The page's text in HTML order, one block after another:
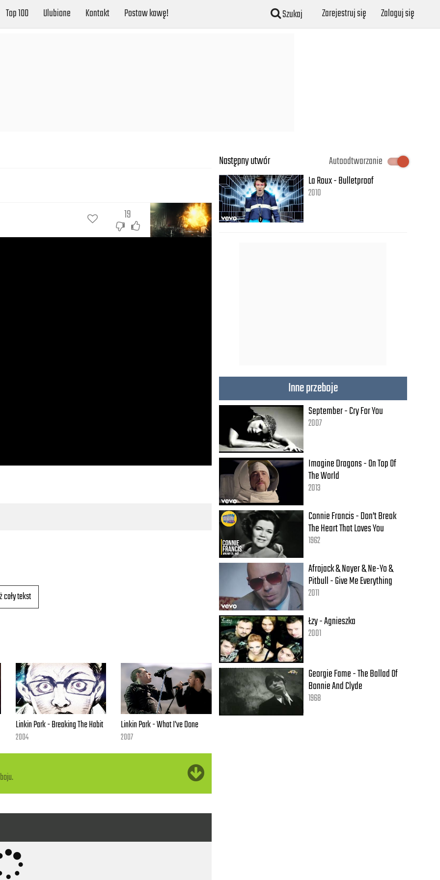
Top 100 Ulubione Kontakt Postaw kawę! Szukaj Zarejestruj się Zaloguj się
19
cały tekst
Linkin Park - Breaking The Habit
2004
Linkin Park - What I've Done
2007
Następny utwór
Autoodtwarzanie
La Roux - Bulletproof
2010
Inne przeboje
September - Cry For You
2007
Imagine Dragons - On Top Of
The World
2013
Connie Francis - Don't Break
The Heart That Loves You
1962
Afrojack & Nayer & Ne-Yo &
Pitbull - Give Me Everything
2011
Łzy - Agnieszka
2001
Georgie Fame - The Ballad Of
Bonnie And Clyde
1968